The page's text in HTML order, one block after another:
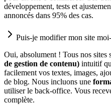
développement, tests et
annoncés dans 95% des cas.
Puis-je modifier mon site
Oui, absolument ! Tous nos sites
de gestion de contenu) intuitif
facilement vos textes, images,
de blog. Nous incluons une
utiliser le back-office. Vous
complète.